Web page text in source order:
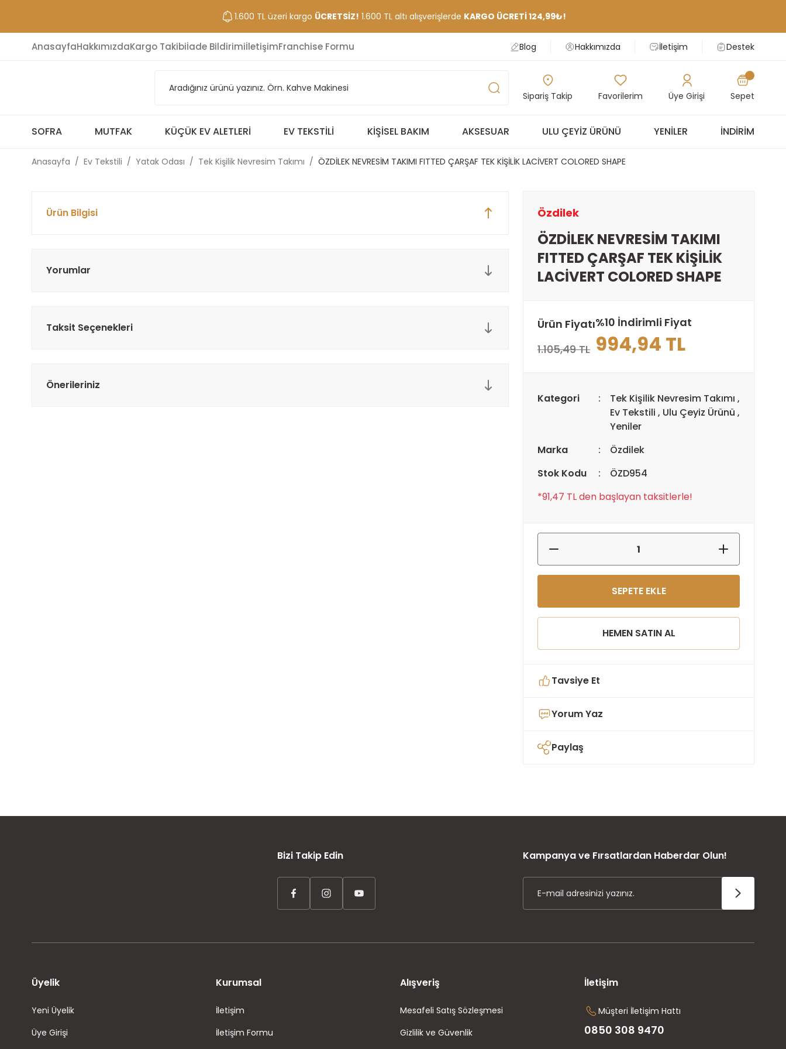
1.600 TL üzeri kargo ÜCRETSİZ! 1.600 TL altı alışverişlerde KARGO ÜCRETİ 124,99₺!
AnasayfaHakkımızdaKargo Takibiİade BildirimiİletişimFranchise Formu Blog Hakkımızda İletişim Destek
Sipariş Takip Favorilerim Üye Girişi Sepet
SOFRA MUTFAK KÜÇÜK EV ALETLERI EV TEKSTILI KIŞISEL BAKIM AKSESUAR ULU ÇEYIZ ÜRÜNÜ YENILER İNDIRIM
Anasayfa Ev Tekstili Yatak Odası Tek Kişilik Nevresim Takımı ÖZDİLEK NEVRESİM TAKIMI FITTED ÇARŞAF TEK KİŞİLİK LACİVERT COLORED SHAPE
Ürün Bilgisi
Yorumlar
Taksit Seçenekleri
Önerileriniz
Özdilek
ÖZDİLEK NEVRESİM TAKIMI
FITTED ÇARŞAF TEK KİŞİLİK
LACİVERT COLORED SHAPE
Ürün Fiyatı
1.105,49 TL
%10 İndirimli Fiyat
994,94 TL
Kategori Tek Kişilik Nevresim Takımı ,
Ev Tekstili , Ulu Çeyiz Ürünü ,
Yeniler
Marka
Özdilek
Stok Kodu
ÖZD954
*91,47 TL den başlayan taksitlerle!
SEPETE EKLE
HEMEN SATIN AL
Tavsiye Et
Yorum Yaz
Paylaş
Bizi Takip Edin Kampanya ve Fırsatlardan Haberdar Olun!
Üyelik
Yeni Üyelik
Üye Girişi
Kurumsal
İletişim
İletişim Formu
Alışveriş
Mesafeli Satış Sözleşmesi
Gizlilik ve Güvenlik
İletişim
Müşteri İletişim Hattı
0850 308 9470